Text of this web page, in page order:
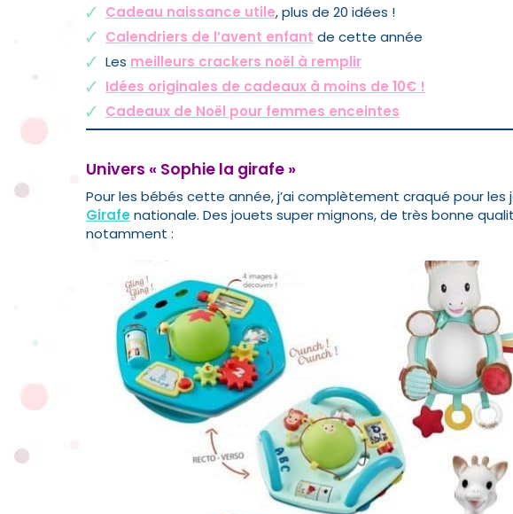
Cadeau naissance utile, plus de 20 idées !
Calendriers de l’avent enfant de cette année
Les meilleurs crackers noël à remplir
Idées originales de cadeaux à moins de 10€ !
Cadeaux de Noël pour femmes enceintes
Univers « Sophie la girafe »
Pour les bébés cette année, j’ai complètement craqué pour les
Girafe nationale. Des jouets super mignons, de très bonne
notamment :